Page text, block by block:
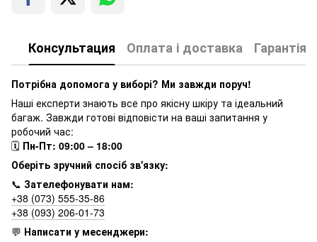
Консультация Оплата і доставка Гарантія
Потрібна допомога у виборі? Ми завжди поруч!
Наші експерти знають все про якісну шкіру та ідеальний
багаж. Завжди готові відповісти на ваші запитання у
робочий час:
🗓 Пн-Пт: 09:00 – 18:00
Оберіть зручний спосіб зв'язку:
📞 Зателефонувати нам:
+38 (073) 555-35-86
+38 (093) 206-01-73
💬 Написати у месенджери: